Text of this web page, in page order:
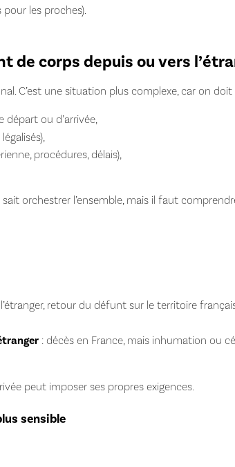
les proches).
de corps depuis ou vers
C’est une situation plus complexe, car on doit
départ ou d’arrivée,
procédures, délais),
orchestrer l’ensemble, mais il faut
retour du défunt sur le territoire
: décès en France, mais inhumation ou
peut imposer ses propres exigences.
sensible